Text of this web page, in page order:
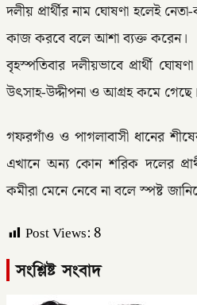
দলীয় প্রার্থীর নাম ঘোষণা হলেই
কাজ করবে বলে আশা ব্যক্ত করেন।
বৃহস্পতিবার দলীয়ভাবে প্রার্থী
উৎসাহ-উদ্দীপনা ও আগ্রহ কমে গেছে।
গফরগাঁও ও পাগলাবাসী ধানের
এখানে অন্য কোন শরিক দলের
কমীরা মেনে নেবে না বলে স্পষ্ট
Post Views:8
সংশ্লিষ্ট সংবাদ